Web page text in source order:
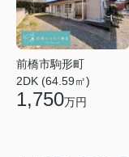
前橋市駒形町
2DK (64.59㎡)
1,750万円